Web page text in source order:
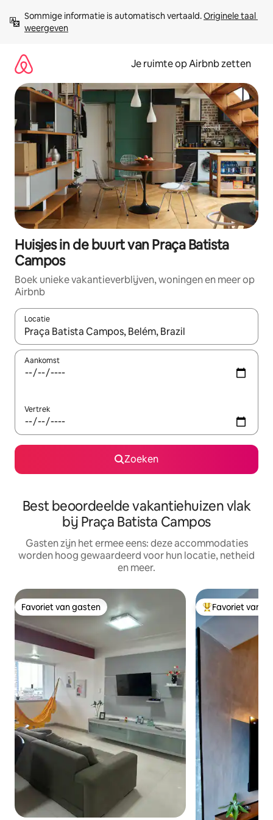
direct
naar
Sommige informatie is automatisch vertaald. Originele taal
weergeven
Je ruimte op Airbnb zetten
Huisjes in de buurt van Praça Batista
Campos
Boek unieke vakantieverblijven, woningen en meer op
Airbnb
Locatie
Wanneer er suggesties beschikbaar zijn, maak je een keuze
Aankomst
Vertrek
Zoeken
Best beoordeelde vakantiehuizen vlak
bij Praça Batista Campos
Gasten zijn het ermee eens: deze accommodaties
worden hoog gewaardeerd voor hun locatie, netheid
en meer.
Favoriet van gasten
Favoriet van gasten Topfavoriet van
Favoriet van